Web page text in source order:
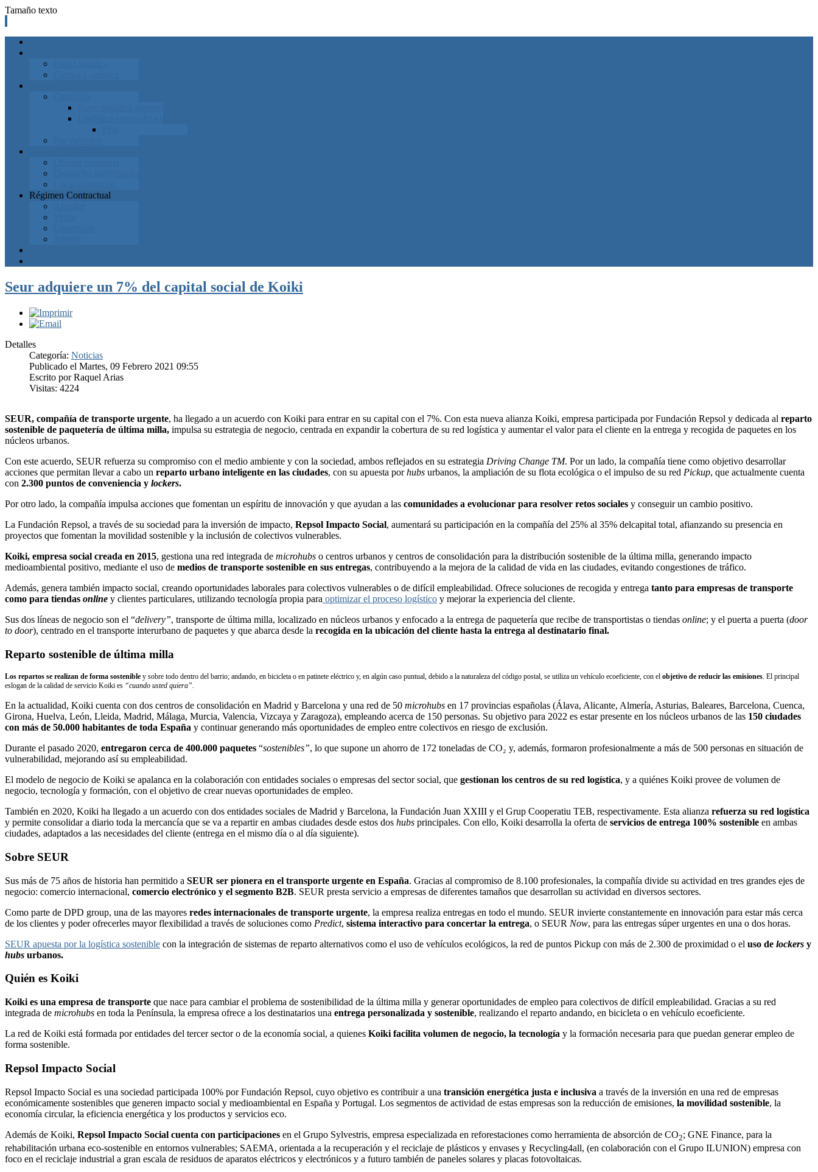
Tamaño texto
Régimen Contractual
Seur adquiere un 7% del capital social de Koiki
Detalles
Categoría: Noticias
Publicado el Martes, 09 Febrero 2021 09:55
Escrito por Raquel Arias
Visitas: 4224
SEUR, compañía de transporte urgente, ha llegado a un acuerdo con Koiki para entrar en su capital con el 7%. Con esta nueva alianza Koiki, empresa participada por Fundación Repsol y dedicada al reparto
sostenible de paquetería de última milla, impulsa su estrategia de negocio, centrada en expandir la cobertura de su red logística y aumentar el valor para el cliente en la entrega y recogida de paquetes en los
núcleos urbanos.
Con este acuerdo, SEUR refuerza su compromiso con el medio ambiente y con la sociedad, ambos reflejados en su estrategia Driving Change TM. Por un lado, la compañía tiene como objetivo desarrollar
acciones que permitan llevar a cabo un reparto urbano inteligente en las ciudades, con su apuesta porhubs urbanos, la ampliación de su flota ecológica o el impulso de su red Pickup, que actualmente cuenta
con 2.300 puntos de conveniencia y lockers.
Por otro lado, la compañía impulsa acciones que fomentan un espíritu de innovación y que ayudan a las comunidades a evolucionar para resolver retos sociales y conseguir un cambio positivo.
La Fundación Repsol, a través de su sociedad para la inversión de impacto, Repsol Impacto Social, aumentará su participación en la compañía del 25% al 35% delcapital total, afianzando su presencia en
proyectos que fomentan la movilidad sostenible y la inclusión de colectivos vulnerables.
Koiki, empresa social creada en 2015, gestiona una red integrada de microhubs o centros urbanos y centros de consolidación para la distribución sostenible de la última milla, generando impacto
medioambiental positivo, mediante el uso de medios de transporte sostenible en sus entregas, contribuyendo a la mejora de la calidad de vida en las ciudades, evitando congestiones de tráfico.
Además, genera también impacto social, creando oportunidades laborales para colectivos vulnerables o de difícil empleabilidad. Ofrece soluciones de recogida y entrega tanto para empresas de transporte
como para tiendas online y clientes particulares, utilizando tecnología propia para optimizar el proceso logístico y mejorar la experiencia del cliente.
Sus dos líneas de negocio son el “delivery”, transporte de última milla, localizado en núcleos urbanos y enfocado a la entrega de paquetería que recibe de transportistas o tiendas online; y el puerta a puerta (door
to door), centrado en el transporte interurbano de paquetes y que abarca desde la recogida en la ubicación del cliente hasta la entrega al destinatario final.
Reparto sostenible de última milla
Los repartos se realizan de forma sostenible y sobre todo dentro del barrio; andando, en bicicleta o en patinete eléctrico y, en algún caso puntual, debido a la naturaleza del código postal, se utiliza un vehículo ecoeficiente, con el objetivo de reducir las emisiones. El principal
eslogan de la calidad de servicio Koiki es “cuando usted quiera”.
En la actualidad, Koiki cuenta con dos centros de consolidación en Madrid y Barcelona y una red de 50 microhubs en 17 provincias españolas (Álava, Alicante, Almería, Asturias, Baleares, Barcelona, Cuenca,
Girona, Huelva, León, Lleida, Madrid, Málaga, Murcia, Valencia, Vizcaya y Zaragoza), empleando acerca de 150 personas. Su objetivo para 2022 es estar presente en los núcleos urbanos de las 150 ciudades
con más de 50.000 habitantes de toda España y continuar generando más oportunidades de empleo entre colectivos en riesgo de exclusión.
Durante el pasado 2020, entregaron cerca de 400.000 paquetes “sostenibles”, lo que supone un ahorro de 172 toneladas de CO₂ y, además, formaron profesionalmente a más de 500 personas en situación de
vulnerabilidad, mejorando así su empleabilidad.
El modelo de negocio de Koiki se apalanca en la colaboración con entidades sociales o empresas del sector social, que gestionan los centros de su red logística, y a quiénes Koiki provee de volumen de
negocio, tecnología y formación, con el objetivo de crear nuevas oportunidades de empleo.
También en 2020, Koiki ha llegado a un acuerdo con dos entidades sociales de Madrid y Barcelona, la Fundación Juan XXIII y el Grup Cooperatiu TEB, respectivamente. Esta alianza refuerza su red logística
y permite consolidar a diario toda la mercancía que se va a repartir en ambas ciudades desde estos dos hubs principales. Con ello, Koiki desarrolla la oferta de servicios de entrega 100% sostenible en ambas
ciudades, adaptados a las necesidades del cliente (entrega en el mismo día o al día siguiente).
Sobre SEUR
Sus más de 75 años de historia han permitido a SEUR ser pionera en el transporte urgente en España. Gracias al compromiso de 8.100 profesionales, la compañía divide su actividad en tres grandes ejes de
negocio: comercio internacional, comercio electrónico y el segmento B2B. SEUR presta servicio a empresas de diferentes tamaños que desarrollan su actividad en diversos sectores.
Como parte de DPD group, una de las mayores redes internacionales de transporte urgente, la empresa realiza entregas en todo el mundo. SEUR invierte constantemente en innovación para estar más cerca
de los clientes y poder ofrecerles mayor flexibilidad a través de soluciones como Predict, sistema interactivo para concertar la entrega, o SEUR Now, para las entregas súper urgentes en una o dos horas.
SEUR apuesta por la logística sostenible con la integración de sistemas de reparto alternativos como el uso de vehículos ecológicos, la red de puntos Pickup con más de 2.300 de proximidad o el uso de lockers y
hubs urbanos.
Quién es Koiki
Koiki es una empresa de transporte que nace para cambiar el problema de sostenibilidad de la última milla y generar oportunidades de empleo para colectivos de difícil empleabilidad. Gracias a su red
integrada de microhubs en toda la Península, la empresa ofrece a los destinatarios una entrega personalizada y sostenible, realizando el reparto andando, en bicicleta o en vehículo ecoeficiente.
La red de Koiki está formada por entidades del tercer sector o de la economía social, a quienes Koiki facilita volumen de negocio, la tecnología y la formación necesaria para que puedan generar empleo de
forma sostenible.
Repsol Impacto Social
Repsol Impacto Social es una sociedad participada 100% por Fundación Repsol, cuyo objetivo es contribuir a una transición energética justa e inclusiva a través de la inversión en una red de empresas
económicamente sostenibles que generen impacto social y medioambiental en España y Portugal. Los segmentos de actividad de estas empresas son la reducción de emisiones, la movilidad sostenible, la
economía circular, la eficiencia energética y los productos y servicios eco.
Además de Koiki, Repsol Impacto Social cuenta con participaciones en el Grupo Sylvestris, empresa especializada en reforestaciones como herramienta de absorción de CO2; GNE Finance, para la
rehabilitación urbana eco-sostenible en entornos vulnerables; SAEMA, orientada a la recuperación y el reciclaje de plásticos y envases y Recycling4all, (en colaboración con el Grupo ILUNION) empresa con
foco en el reciclaje industrial a gran escala de residuos de aparatos eléctricos y electrónicos y a futuro también de paneles solares y placas fotovoltaicas.